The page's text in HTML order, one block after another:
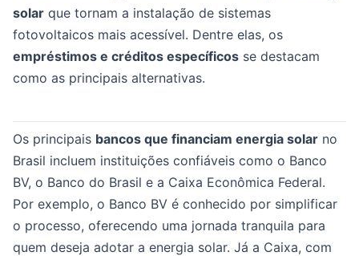
solar que tornam a instalação de sistemas
fotovoltaicos mais acessível. Dentre elas, os
empréstimos e créditos específicos se destacam
como as principais alternativas.
Os principais bancos que financiam energia solar no
Brasil incluem instituições confiáveis como o Banco
BV, o Banco do Brasil e a Caixa Econômica Federal.
Por exemplo, o Banco BV é conhecido por simplificar
o processo, oferecendo uma jornada tranquila para
quem deseja adotar a energia solar. Já a Caixa, com